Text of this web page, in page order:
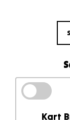
Kart